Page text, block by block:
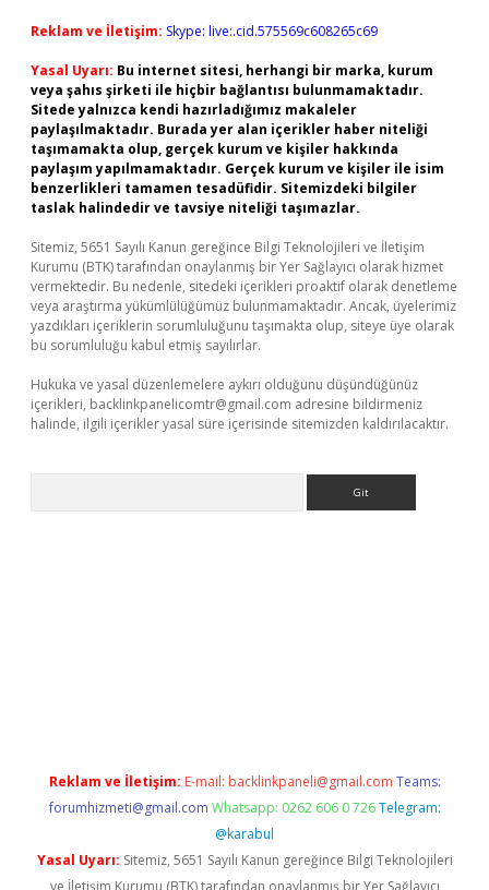
Reklam ve İletişim: Skype: live:.cid.575569c608265c69
Yasal Uyarı: Bu internet sitesi, herhangi bir marka, kurum
veya şahıs şirketi ile hiçbir bağlantısı bulunmamaktadır.
Sitede yalnızca kendi hazırladığımız makaleler
paylaşılmaktadır. Burada yer alan içerikler haber niteliği
taşımamakta olup, gerçek kurum ve kişiler hakkında
paylaşım yapılmamaktadır. Gerçek kurum ve kişiler ile isim
benzerlikleri tamamen tesadüfidir. Sitemizdeki bilgiler
taslak halindedir ve tavsiye niteliği taşımazlar.
Sitemiz, 5651 Sayılı Kanun gereğince Bilgi Teknolojileri ve İletişim
Kurumu (BTK) tarafından onaylanmış bir Yer Sağlayıcı olarak hizmet
vermektedir. Bu nedenle, sitedeki içerikleri proaktif olarak denetleme
veya araştırma yükümlülüğümüz bulunmamaktadır. Ancak, üyelerimiz
yazdıkları içeriklerin sorumluluğunu taşımakta olup, siteye üye olarak
bu sorumluluğu kabul etmiş sayılırlar.
Hukuka ve yasal düzenlemelere aykırı olduğunu düşündüğünüz
içerikleri, backlinkpanelicomtr@gmail.com adresine bildirmeniz
halinde, ilgili içerikler yasal süre içerisinde sitemizden kaldırılacaktır.
Reklam ve İletişim: E-mail: backlinkpaneli@gmail.com Teams:
forumhizmeti@gmail.com Whatsapp: 0262 606 0 726 Telegram:
@karabul
Yasal Uyarı: Sitemiz, 5651 Sayılı Kanun gereğince Bilgi Teknolojileri
ve İletişim Kurumu (BTK) tarafından onaylanmış bir Yer Sağlayıcı